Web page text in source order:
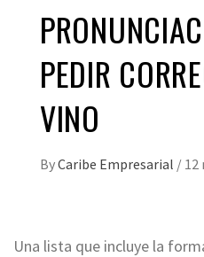
PEDIR
VINO
ByCaribe Empresarial / 12
Una lista que incluye la